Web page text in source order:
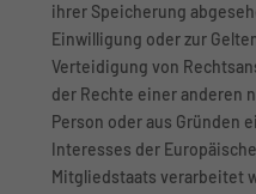
ihrer Speicherung
Einwilligung oder zur
Verteidigung von
der Rechte einer anderen
Person oder aus Gründen
Interesses der
Mitgliedstaats verarbeitet